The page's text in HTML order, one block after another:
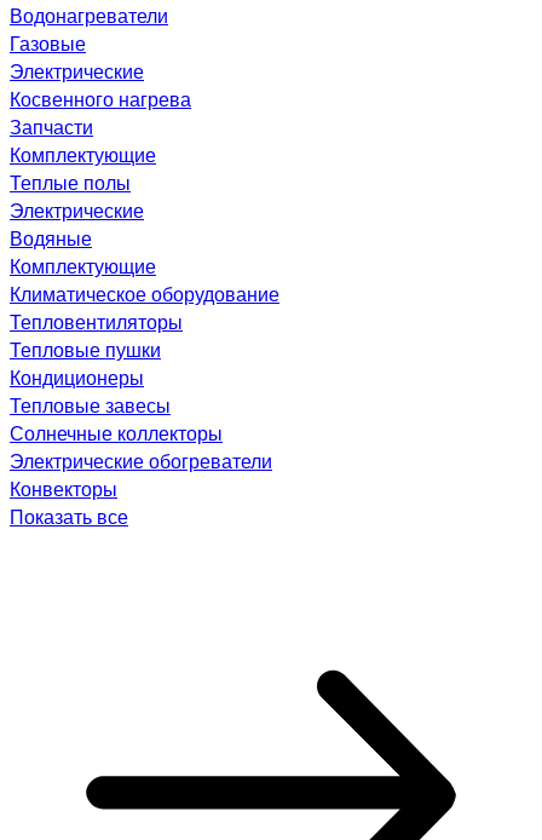
Водонагреватели
Газовые
Электрические
Косвенного нагрева
Запчасти
Комплектующие
Теплые полы
Электрические
Водяные
Комплектующие
Климатическое оборудование
Тепловентиляторы
Тепловые пушки
Кондиционеры
Тепловые завесы
Солнечные коллекторы
Электрические обогреватели
Конвекторы
Показать все